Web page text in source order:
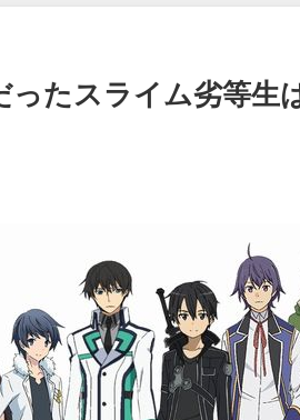
ったスライム劣等生